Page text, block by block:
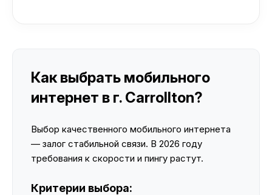
Как выбрать мобильного
интернет в г. Carrollton?
Выбор качественного мобильного интернета
— залог стабильной связи. В 2026 году
требования к скорости и пингу растут.
Критерии выбора: